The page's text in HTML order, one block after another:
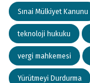
Sınai Mülkiyet Kanunu
teknoloji hukuku
vergi mahkemesi
Yürütmeyi Durdurma